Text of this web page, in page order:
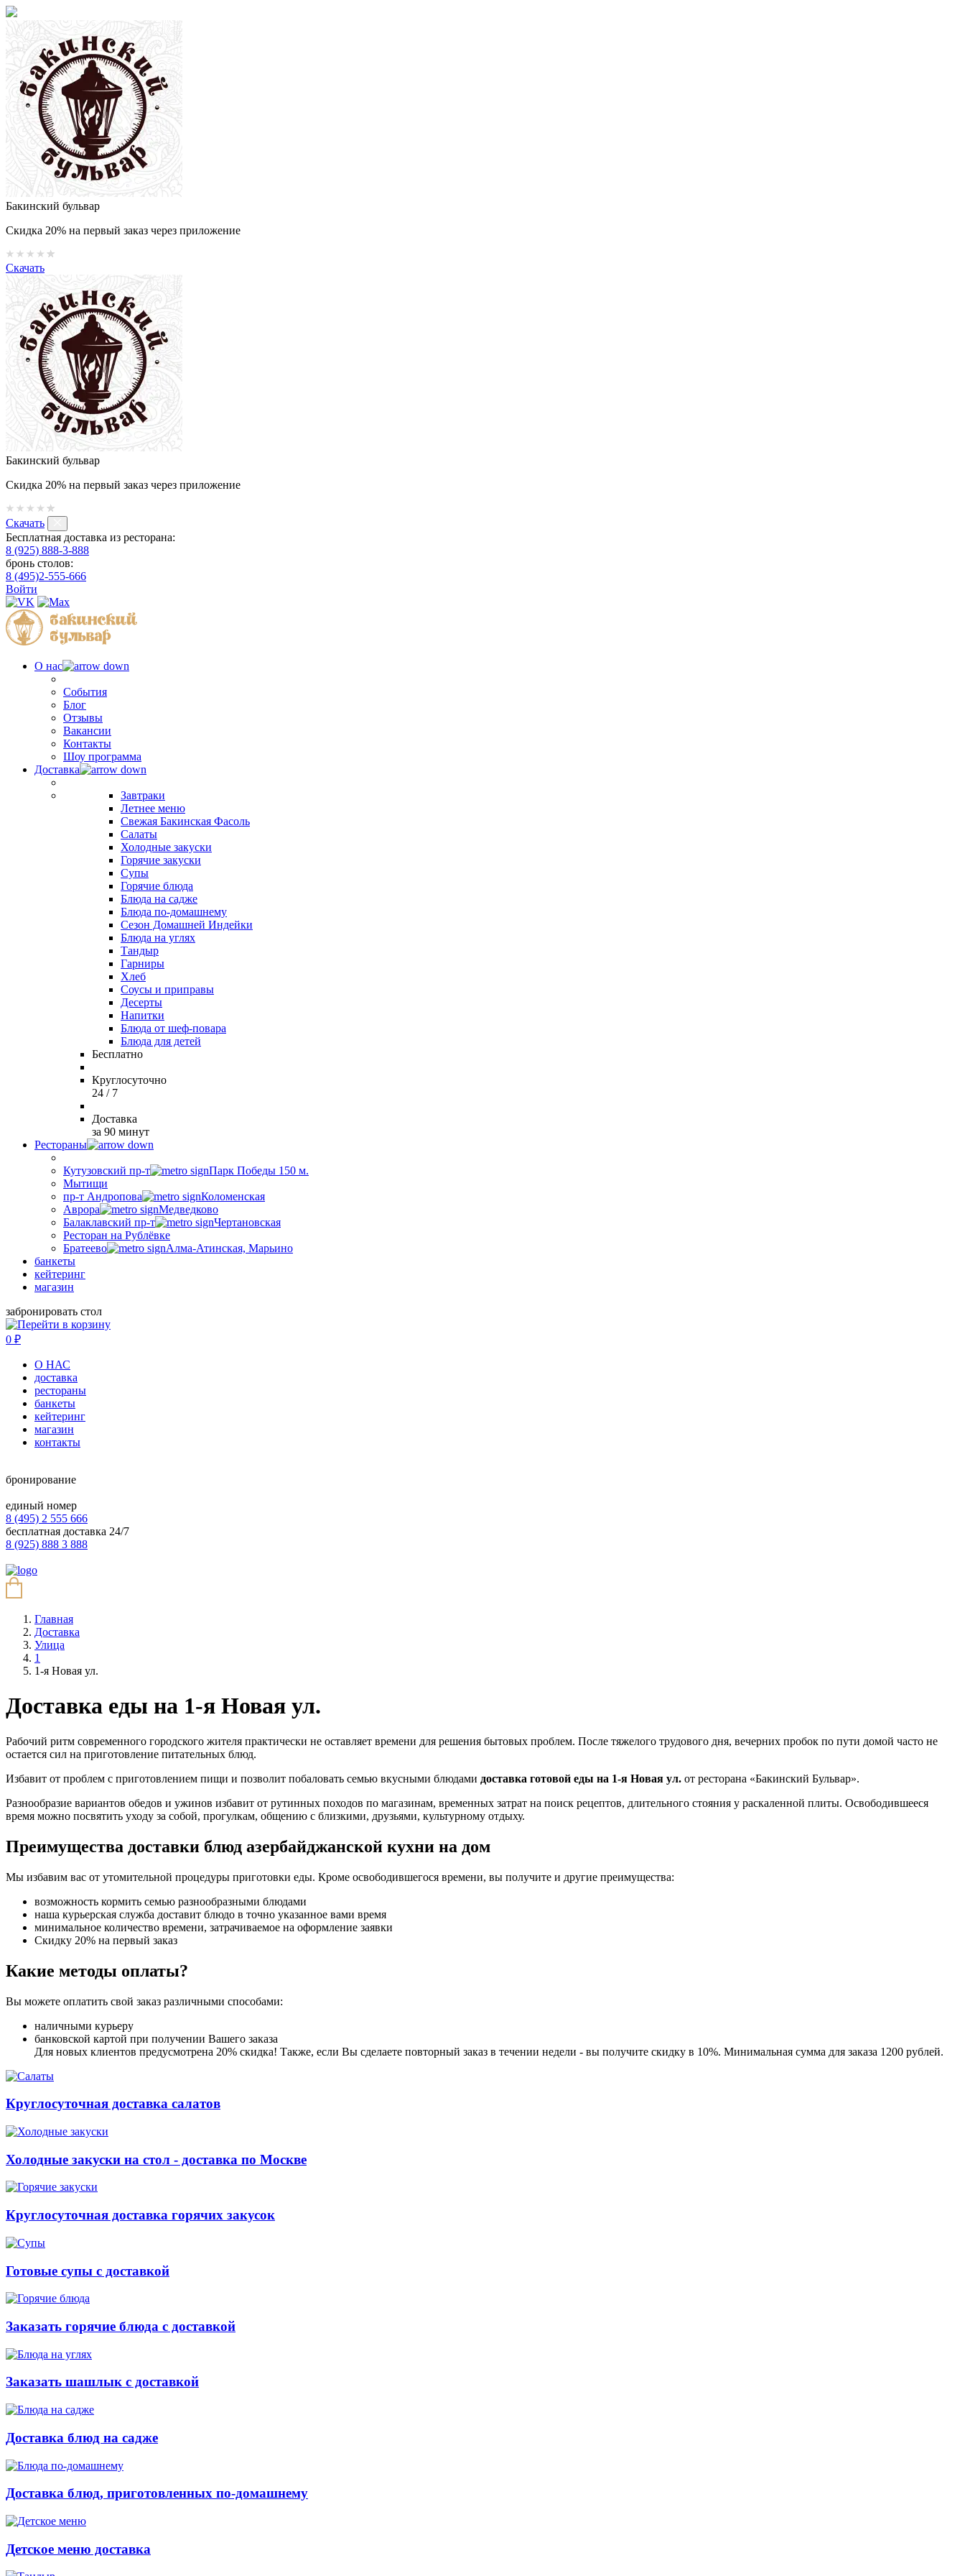
Бакинский бульвар
Скидка 20% на первый заказ через приложение
Скачать
Бакинский бульвар
Скидка 20% на первый заказ через приложение
Скачать
Бесплатная доставка из ресторана:
8 (925) 888-3-888
бронь столов:
8 (495)2-555-666
Войти
О нас
События
Блог
Отзывы
Вакансии
Контакты
Шоу программа
Доставка
Завтраки
Летнее меню
Свежая Бакинская Фасоль
Салаты
Холодные закуски
Горячие закуски
Супы
Горячие блюда
Блюда на садже
Блюда по-домашнему
Сезон Домашней Индейки
Блюда на углях
Тандыр
Гарниры
Хлеб
Соусы и приправы
Десерты
Напитки
Блюда от шеф-повара
Блюда для детей
Бесплатно
Круглосуточно
24 / 7
Доставка
за 90 минут
Рестораны
Кутузовский пр-т
Парк Победы 150 м.
Мытищи
пр-т Андропова
Коломенская
Аврора
Медведково
Балаклавский пр-т
Чертановская
Ресторан на Рублёвке
Братеево
Алма-Атинская, Марьино
банкеты
кейтеринг
магазин
забронировать стол
0 ₽
О НАС
доставка
рестораны
банкеты
кейтеринг
магазин
контакты
бронирование
единый номер
8 (495) 2 555 666
бесплатная доставка 24/7
8 (925) 888 3 888
Главная
Доставка
Улица
1
1-я Новая ул.
Доставка еды на 1-я Новая ул.
Рабочий ритм современного городского жителя практически не оставляет времени для решения бытовых проблем. После тяжелого трудового дня, вечерних пробок по пути домой часто не
остается сил на приготовление питательных блюд.
Избавит от проблем с приготовлением пищи и позволит побаловать семью вкусными блюдами доставка готовой еды на 1-я Новая ул. от ресторана «Бакинский Бульвар».
Разнообразие вариантов обедов и ужинов избавит от рутинных походов по магазинам, временных затрат на поиск рецептов, длительного стояния у раскаленной плиты. Освободившееся
время можно посвятить уходу за собой, прогулкам, общению с близкими, друзьями, культурному отдыху.
Преимущества доставки блюд азербайджанской кухни на дом
Мы избавим вас от утомительной процедуры приготовки еды. Кроме освободившегося времени, вы получите и другие преимущества:
возможность кормить семью разнообразными блюдами
наша курьерская служба доставит блюдо в точно указанное вами время
минимальное количество времени, затрачиваемое на оформление заявки
Скидку 20% на первый заказ
Какие методы оплаты?
Вы можете оплатить свой заказ различными способами:
наличными курьеру
банковской картой при получении Вашего заказа
Для новых клиентов предусмотрена 20% скидка! Также, если Вы сделаете повторный заказ в течении недели - вы получите скидку в 10%. Минимальная сумма для заказа 1200 рублей.
Круглосуточная доставка салатов
Холодные закуски на стол - доставка по Москве
Круглосуточная доставка горячих закусок
Готовые супы с доставкой
Заказать горячие блюда с доставкой
Заказать шашлык с доставкой
Доставка блюд на садже
Доставка блюд, приготовленных по-домашнему
Детское меню доставка